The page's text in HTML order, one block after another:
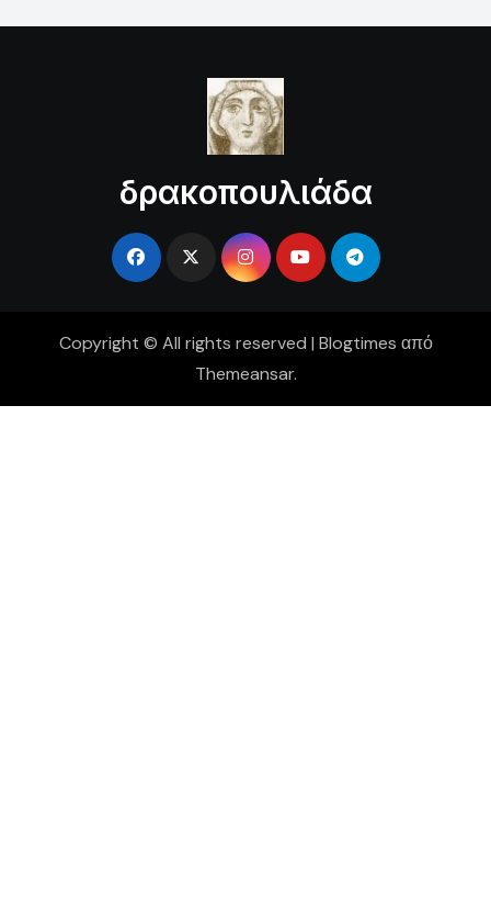
δρακοπουλιάδα
Copyright © All rights reserved | Blogtimes από
Themeansar.